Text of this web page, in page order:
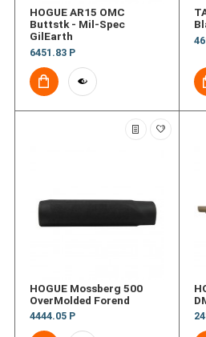
HOGUE AR15 OMC
Buttstk - Mil-Spec
GilEarth
6451.83 Р
HOGUE Mossberg 500
OverMolded Forend
4444.05 Р